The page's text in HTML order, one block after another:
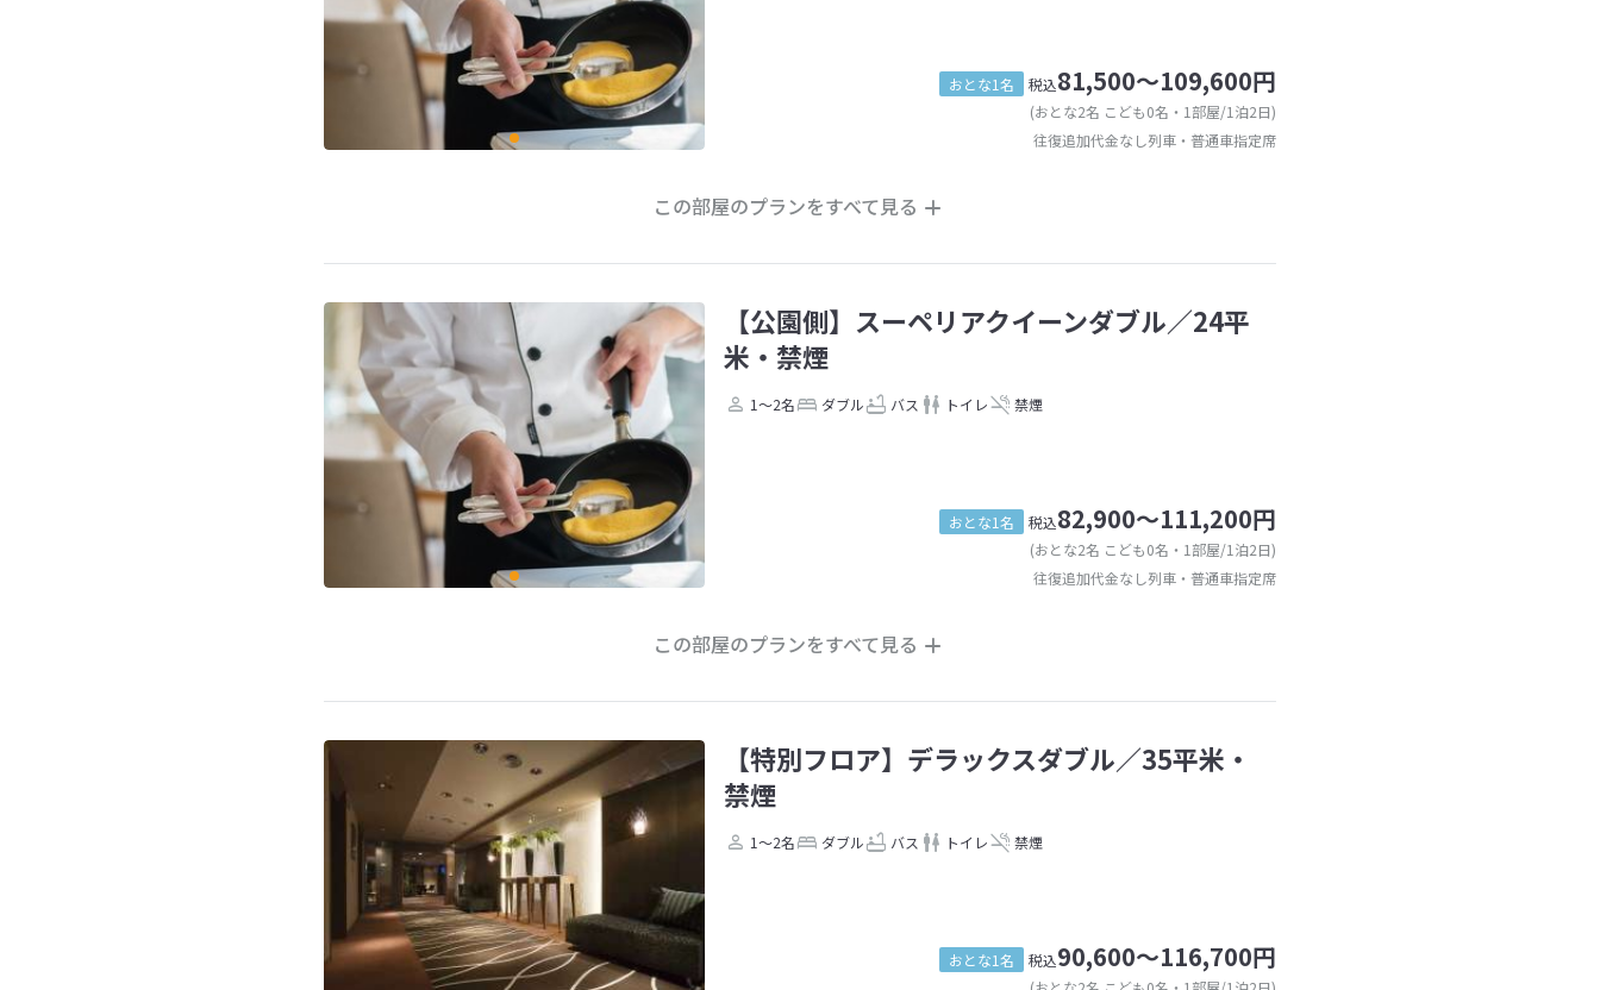
おとな1名 税込81,500～109,600円
(おとな2名 こども0名・1部屋/1泊2日)
往復追加代金なし列車・普通車指定席
この部屋のプランをすべて見る
【公園側】スーペリアクイーンダブル／24平
米・禁煙
1～2名 ダブル バス トイレ 禁煙
おとな1名 税込82,900～111,200円
(おとな2名 こども0名・1部屋/1泊2日)
往復追加代金なし列車・普通車指定席
この部屋のプランをすべて見る
【特別フロア】デラックスダブル／35平米・
禁煙
1～2名 ダブル バス トイレ 禁煙
おとな1名 税込90,600～116,700円